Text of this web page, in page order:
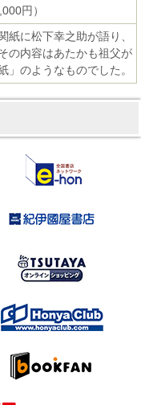
円）
紙に松下幸之助が語り、
の内容はあたかも祖父が
」のようなものでした。